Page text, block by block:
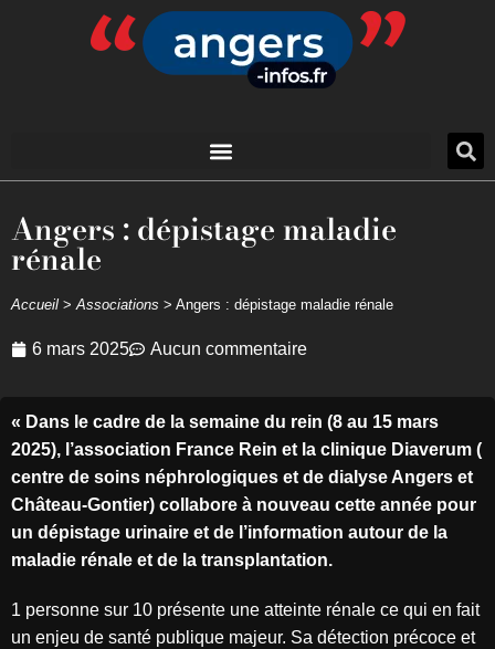
Angers : dépistage maladie
rénale
Accueil >Associations > Angers : dépistage maladie rénale
6 mars 2025 Aucun commentaire
« Dans le cadre de la semaine du rein (8 au 15 mars
2025), l’association France Rein et la clinique Diaverum (
centre de soins néphrologiques et de dialyse Angers et
Château-Gontier) collabore à nouveau cette année pour
un dépistage urinaire et de l’information autour de la
maladie rénale et de la transplantation.
1 personne sur 10 présente une atteinte rénale ce qui en fait
un enjeu de santé publique majeur. Sa détection précoce et